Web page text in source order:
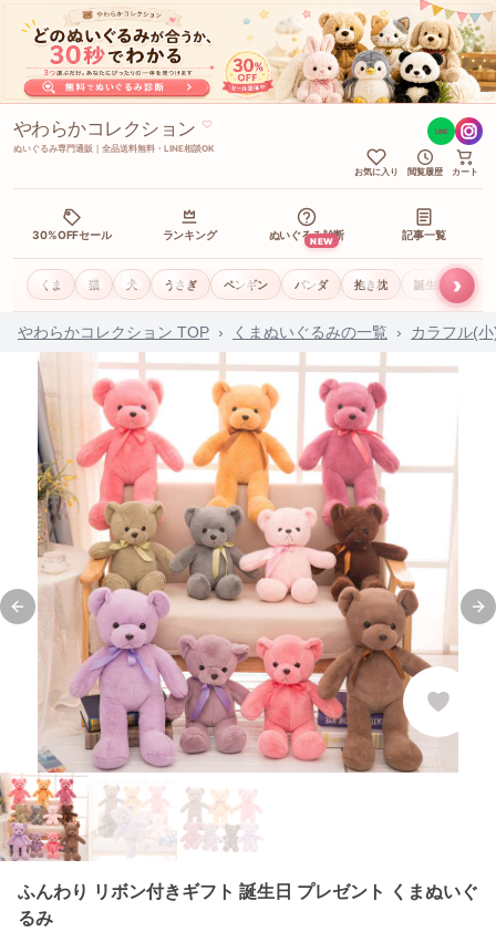
やわらかコレクション ♡
ぬいぐるみ専門通販｜全品送料無料・LINE相談OK
LINE
お気に入り 閲覧履歴 カート
30%OFFセール ランキング ぬいぐるみ診断
NEW 記事一覧
くま 猫 犬 うさぎ ペンギン パンダ 抱き枕 誕生日ギフト
›
やわらかコレクション TOP › くまぬいぐるみの一覧 › カラフル(
Previous slide
ふんわり リボン付きギフト 誕生日 プレゼント くまぬいぐ
るみ